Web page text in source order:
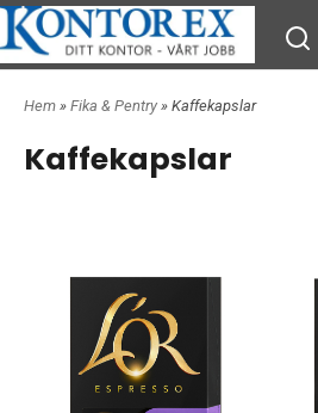
Hem » Fika & Pentry » Kaffekapslar
Kaffekapslar